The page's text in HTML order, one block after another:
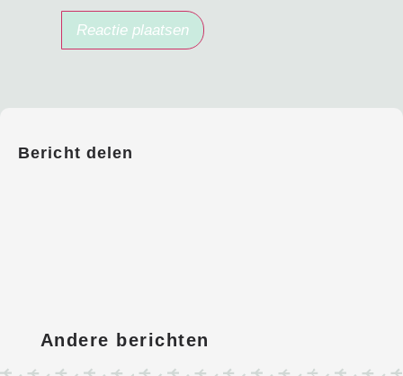
Bericht delen
Andere berichten